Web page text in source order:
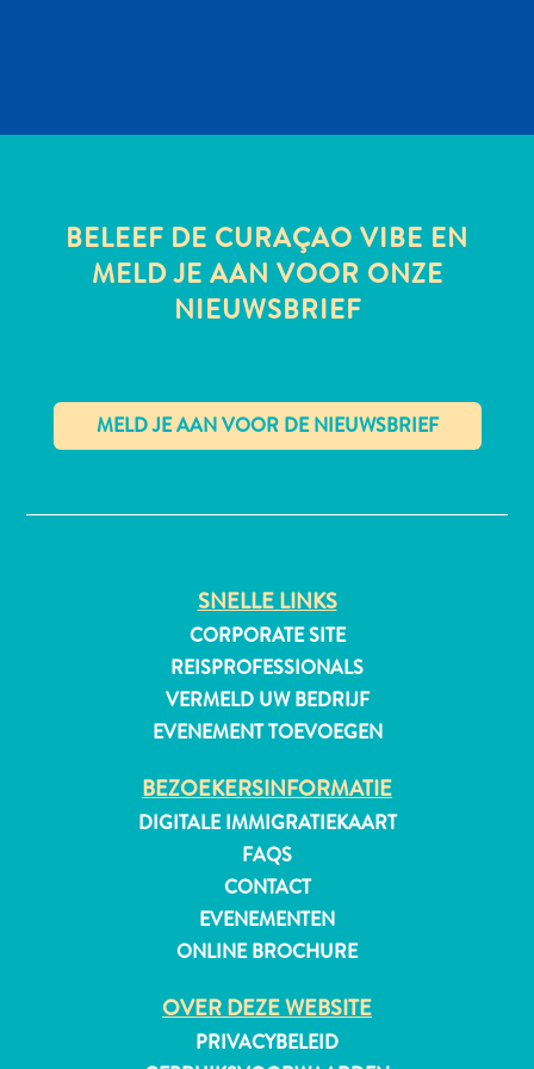
Reisvereisten
Evenementen
BELEEF DE CURAÇAO VIBE EN
MELD JE AAN VOOR ONZE
NIEUWSBRIEF
SNELLE LINKS
CORPORATE SITE
REISPROFESSIONALS
VERMELD UW BEDRIJF
EVENEMENT TOEVOEGEN
BEZOEKERSINFORMATIE
DIGITALE IMMIGRATIEKAART
FAQS
CONTACT
EVENEMENTEN
ONLINE BROCHURE
OVER DEZE WEBSITE
PRIVACYBELEID